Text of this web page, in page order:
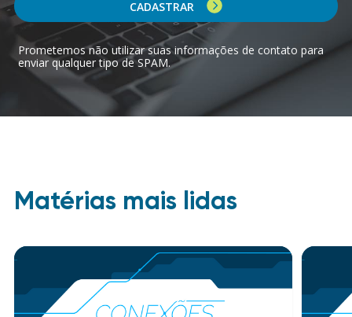
CADASTRAR
Prometemos não utilizar suas informações de contato para
enviar qualquer tipo de SPAM.
Matérias mais lidas